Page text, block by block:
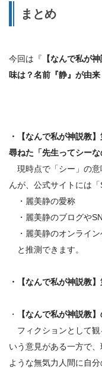
まとめ
今回は『 【なんで私が
味は？名前『静』が由来
・
【なんで私が神説教
尋ねた「先生ってシー
現時点で「シー」の意
んが、公式サイトには「
・麗美静の愛称
・麗美静のブログや
・麗美静のオンライン
と推測できます。
・【なんで私が神説教
・ 【なんで私が神説教】
フィクションとして観
いう意見がある一方で
ような無気力人間に自